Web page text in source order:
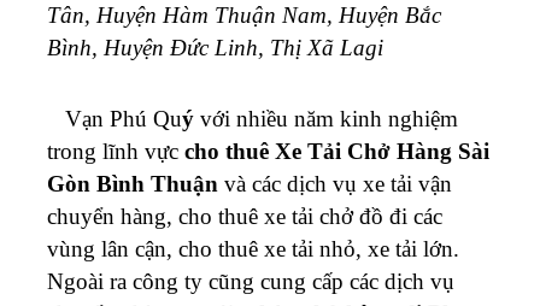
Tân, Huyện Hàm Thuận Nam, Huyện Bắc
Bình, Huyện Đức Linh, Thị Xã Lagi
Vạn Phú Quý với nhiều năm kinh nghiệm
trong lĩnh vực cho thuê Xe Tải Chở Hàng Sài
Gòn Bình Thuận và các dịch vụ xe tải vận
chuyển hàng, cho thuê xe tải chở đồ đi các
vùng lân cận, cho thuê xe tải nhỏ, xe tải lớn.
Ngoài ra công ty cũng cung cấp các dịch vụ